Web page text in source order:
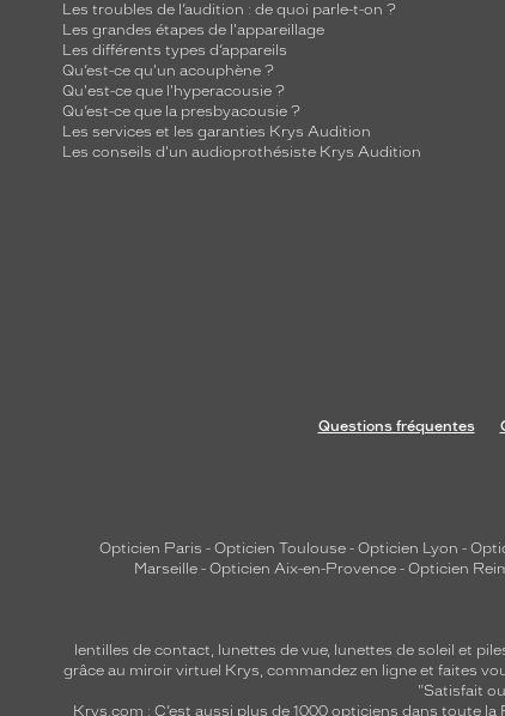
Les troubles de l’audition : de quoi parle-t-on ?
Les grandes étapes de l'appareillage
Les différents types d’appareils
Qu’est-ce qu'un acouphène ?
Qu'est-ce que l'hyperacousie ?
Qu’est-ce que la presbyacousie ?
Les services et les garanties Krys Audition
Les conseils d'un audioprothésiste Krys Audition
Questions fréquentes
Opticien Paris - Opticien Toulouse - Opticien Lyon -
Marseille - Opticien Aix-en-Provence - Opticien
lentilles de contact, lunettes de vue, lunettes de soleil et
grâce au miroir virtuel Krys, commandez en ligne et faites
"Satisfait
Krys.com : C’est aussi plus de 1000 opticiens dans toute la